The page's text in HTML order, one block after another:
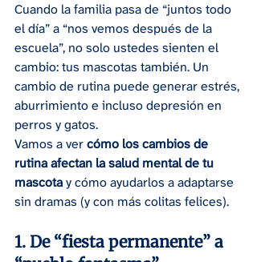
Cuando la familia pasa de “juntos todo
el día” a “nos vemos después de la
escuela”, no solo ustedes sienten el
cambio: tus mascotas también. Un
cambio de rutina puede generar estrés,
aburrimiento e incluso depresión en
perros y gatos.
Vamos a ver cómo los cambios de
rutina afectan la salud mental de tu
mascota y cómo ayudarlos a adaptarse
sin dramas (y con más colitas felices).
1. De “fiesta permanente” a